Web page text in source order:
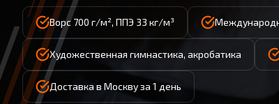
Ворс 700 г/м², ППЭ 33 кг/м³
Художественная гимнастика, акробатика
Доставка в Москву за 1 день